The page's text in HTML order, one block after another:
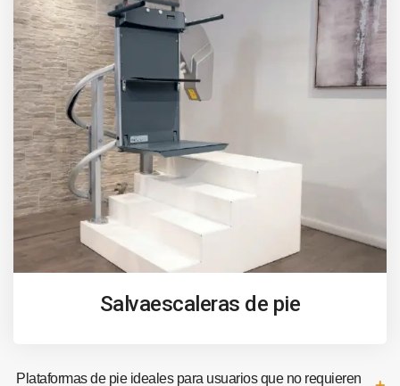
Salvaescaleras de pie
Plataformas de pie ideales para usuarios que no requieren